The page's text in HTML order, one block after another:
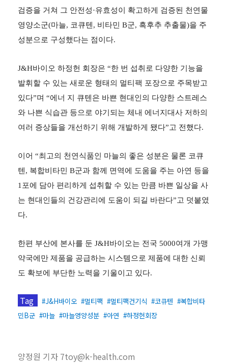
검증을 거쳐 그 안전성·유효성이 확고하게 검증된 천연물
영양소군(마늘, 코큐텐, 비타민 B군, 흑후추 추출물)을 주
성분으로 구성했다는 점이다.
J&H바이오 하정헌 회장은 “한 번 섭취로 다양한 기능을
발휘할 수 있는 새로운 형태의 멀티팩 포장으로 주목받고
있다”며 “에너 지 큐텐은 바쁜 현대인의 다양한 스트레스
와 나쁜 식습관 등으로 야기되는 체내 에너지대사 저하의
여러 증상들을 개선하기 위해 개발하게 됐다”고 전했다.
이어 “최고의 천연식품인 마늘의 좋은 성분은 물론 코큐
텐, 복합비타민 B군과 함께 면역에 도움을 주는 아연 등을
1포에 담아 편리하게 섭취할 수 있는 만큼 바쁜 일상을 사
는 현대인들의 건강관리에 도움이 되길 바란다”고 덧붙였
다.
한편 부산에 본사를 둔 J&H바이오는 전국 5000여개 가맹
약국에만 제품을 공급하는 시스템으로 제품에 대한 신뢰
도 확보에 부단한 노력을 기울이고 있다.
Tag
#J&H바이오 #멀티팩 #멀티팩건기식 #코큐텐 #복합비타
민B군 #마늘 #마늘영양성분 #아연 #하정헌회장
양정원 기자 7toy@k-health.com